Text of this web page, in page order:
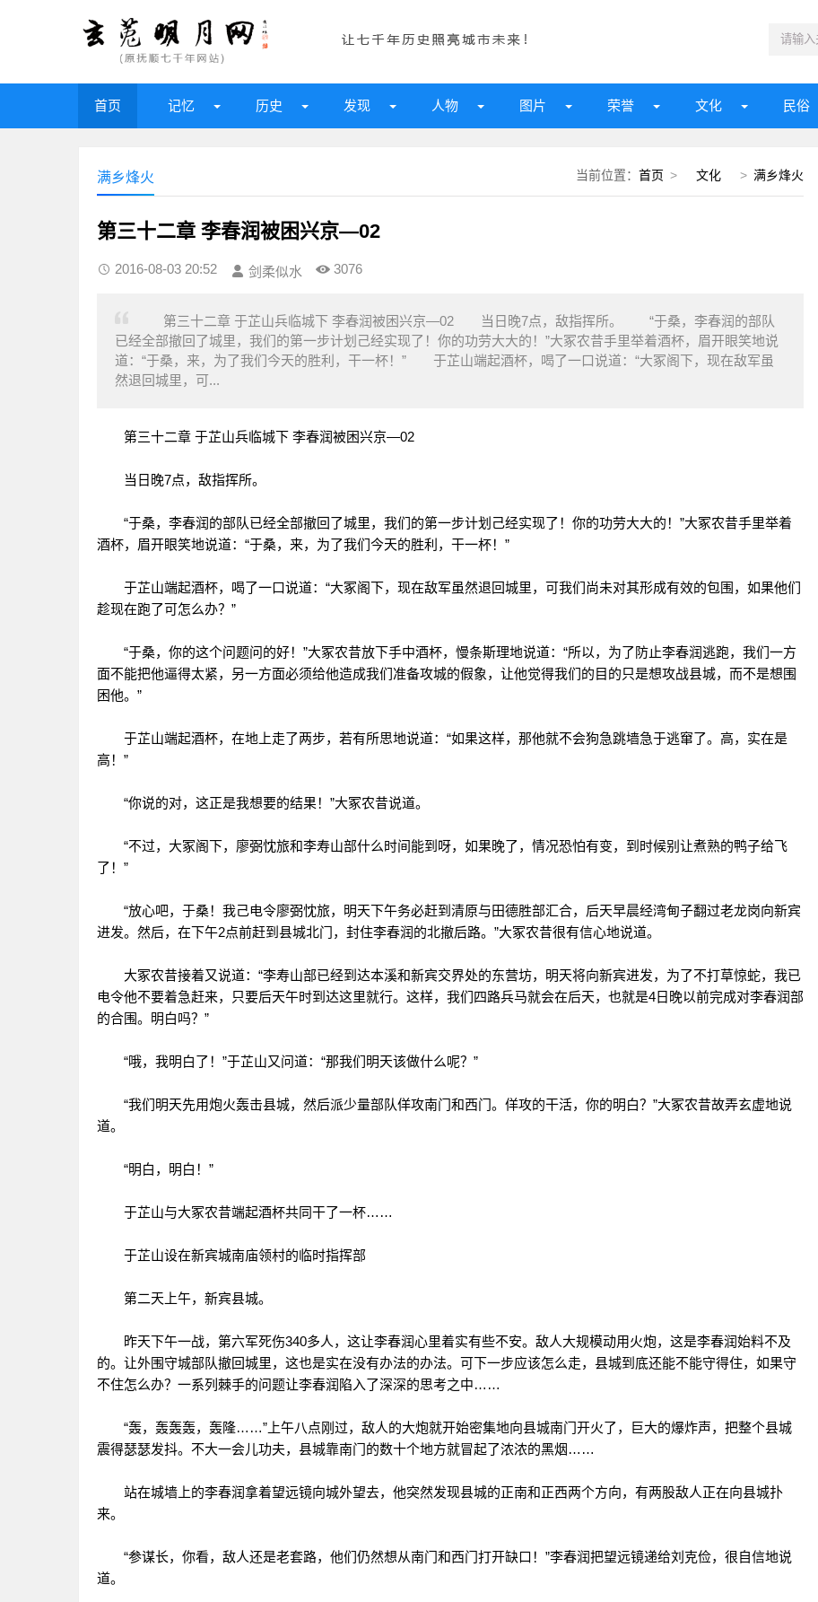
首页 记忆 历史 发现 人物 图片 荣誉 文化 民俗
当前位置： 首页 > 文化 > 满乡烽火
满乡烽火
第三十二章 李春润被困兴京—02
2016-08-03 20:52 剑柔似水 3076
第三十二章 于芷山兵临城下 李春润被困兴京—02 当日晚7点，敌指挥所。 “于桑，李春润的部队
已经全部撤回了城里，我们的第一步计划己经实现了！你的功劳大大的！”大冢农昔手里举着酒杯，眉开眼笑地说
道：“于桑，来，为了我们今天的胜利，干一杯！” 于芷山端起酒杯，喝了一口说道：“大冢阁下，现在敌军虽
然退回城里，可...
第三十二章 于芷山兵临城下 李春润被困兴京—02
当日晚7点，敌指挥所。
“于桑，李春润的部队已经全部撤回了城里，我们的第一步计划己经实现了！你的功劳大大的！”大冢农昔手里举着
酒杯，眉开眼笑地说道：“于桑，来，为了我们今天的胜利，干一杯！”
于芷山端起酒杯，喝了一口说道：“大冢阁下，现在敌军虽然退回城里，可我们尚未对其形成有效的包围，如果他们
趁现在跑了可怎么办？”
“于桑，你的这个问题问的好！”大冢农昔放下手中酒杯，慢条斯理地说道：“所以，为了防止李春润逃跑，我们一方
面不能把他逼得太紧，另一方面必须给他造成我们准备攻城的假象，让他觉得我们的目的只是想攻战县城，而不是想围
困他。”
于芷山端起酒杯，在地上走了两步，若有所思地说道：“如果这样，那他就不会狗急跳墙急于逃窜了。高，实在是
高！”
“你说的对，这正是我想要的结果！”大冢农昔说道。
“不过，大冢阁下，廖弼忱旅和李寿山部什么时间能到呀，如果晚了，情况恐怕有变，到时候别让煮熟的鸭子给飞
了！”
“放心吧，于桑！我己电令廖弼忱旅，明天下午务必赶到清原与田德胜部汇合，后天早晨经湾甸子翻过老龙岗向新宾
进发。然后，在下午2点前赶到县城北门，封住李春润的北撤后路。”大冢农昔很有信心地说道。
大冢农昔接着又说道：“李寿山部已经到达本溪和新宾交界处的东营坊，明天将向新宾进发，为了不打草惊蛇，我已
电令他不要着急赶来，只要后天午时到达这里就行。这样，我们四路兵马就会在后天，也就是4日晚以前完成对李春润部
的合围。明白吗？”
“哦，我明白了！”于芷山又问道：“那我们明天该做什么呢？”
“我们明天先用炮火轰击县城，然后派少量部队佯攻南门和西门。佯攻的干活，你的明白？”大冢农昔故弄玄虚地说
道。
“明白，明白！”
于芷山与大冢农昔端起酒杯共同干了一杯……
于芷山设在新宾城南庙领村的临时指挥部
第二天上午，新宾县城。
昨天下午一战，第六军死伤340多人，这让李春润心里着实有些不安。敌人大规模动用火炮，这是李春润始料不及
的。让外围守城部队撤回城里，这也是实在没有办法的办法。可下一步应该怎么走，县城到底还能不能守得住，如果守
不住怎么办？一系列棘手的问题让李春润陷入了深深的思考之中……
“轰，轰轰轰，轰隆……”上午八点刚过，敌人的大炮就开始密集地向县城南门开火了，巨大的爆炸声，把整个县城
震得瑟瑟发抖。不大一会儿功夫，县城靠南门的数十个地方就冒起了浓浓的黑烟……
站在城墙上的李春润拿着望远镜向城外望去，他突然发现县城的正南和正西两个方向，有两股敌人正在向县城扑
来。
“参谋长，你看，敌人还是老套路，他们仍然想从南门和西门打开缺口！”李春润把望远镜递给刘克俭，很自信地说
道。